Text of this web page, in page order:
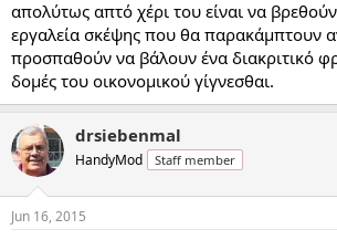
απολύτως απτό χέρι του είναι να
εργαλεία σκέψης που θα παρακάμπτουν
προσπαθούν να βάλουν ένα διακριτικό
δομές του οικονομικού γίγνεσθαι.
drsiebenmal
HandyMod Staff member
Jun 16, 2015